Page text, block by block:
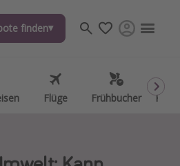
finden
Flüge Frühbucher
finden
Flüge Frühbucher